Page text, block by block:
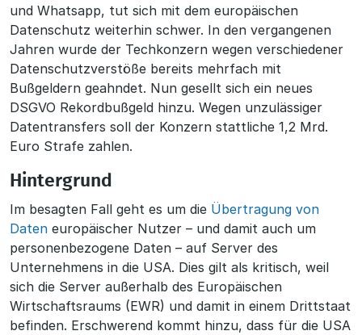
und Whatsapp, tut sich mit dem europäischen
Datenschutz weiterhin schwer. In den vergangenen
Jahren wurde der Techkonzern wegen verschiedener
Datenschutzverstöße bereits mehrfach mit
Bußgeldern geahndet. Nun gesellt sich ein neues
DSGVO Rekordbußgeld hinzu. Wegen unzulässiger
Datentransfers soll der Konzern stattliche 1,2 Mrd.
Euro Strafe zahlen.
Hintergrund
Im besagten Fall geht es um die Übertragung von
Daten europäischer Nutzer – und damit auch um
personenbezogene Daten – auf Server des
Unternehmens in die USA. Dies gilt als kritisch, weil
sich die Server außerhalb des Europäischen
Wirtschaftsraums (EWR) und damit in einem Drittstaat
befinden. Erschwerend kommt hinzu, dass für die USA